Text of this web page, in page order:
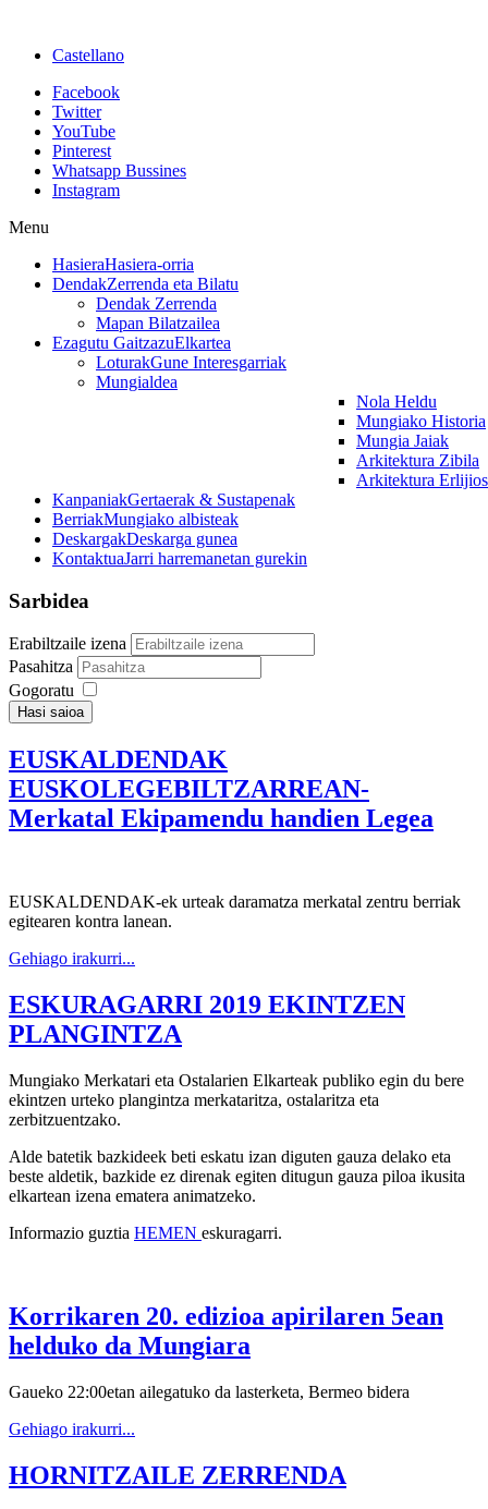
Castellano
Facebook
Twitter
YouTube
Pinterest
Whatsapp Bussines
Instagram
Menu
HasieraHasiera-orria
DendakZerrenda eta Bilatu
Dendak Zerrenda
Mapan Bilatzailea
Ezagutu GaitzazuElkartea
LoturakGune Interesgarriak
Mungialdea
Nola Heldu
Mungiako Historia
Mungia Jaiak
Arkitektura Zibila
Arkitektura
KanpaniakGertaerak & Sustapenak
BerriakMungiako albisteak
DeskargakDeskarga gunea
KontaktuaJarri harremanetan gurekin
Sarbidea
Erabiltzaile izena
Pasahitza
Gogoratu
Hasi saioa
EUSKALDENDAK
EUSKOLEGEBILTZARREAN-
Merkatal Ekipamendu handien Legea
EUSKALDENDAK-ek urteak daramatza merkatal zentru berriak
egitearen kontra lanean.
Gehiago irakurri...
ESKURAGARRI 2019 EKINTZEN
PLANGINTZA
Mungiako Merkatari eta Ostalarien Elkarteak publiko egin du bere
ekintzen urteko plangintza merkataritza, ostalaritza eta
zerbitzuentzako.
Alde batetik bazkideek beti eskatu izan diguten gauza delako eta
beste aldetik, bazkide ez direnak egiten ditugun gauza piloa ikusita
elkartean izena ematera animatzeko.
Informazio guztia HEMEN eskuragarri.
Korrikaren 20. edizioa apirilaren 5ean
helduko da Mungiara
Gaueko 22:00etan ailegatuko da lasterketa, Bermeo bidera
Gehiago irakurri...
HORNITZAILE ZERRENDA